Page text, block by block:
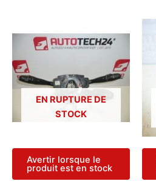
EN RUPTURE DE
STOCK
Avertir lorsque le
produit est en stock